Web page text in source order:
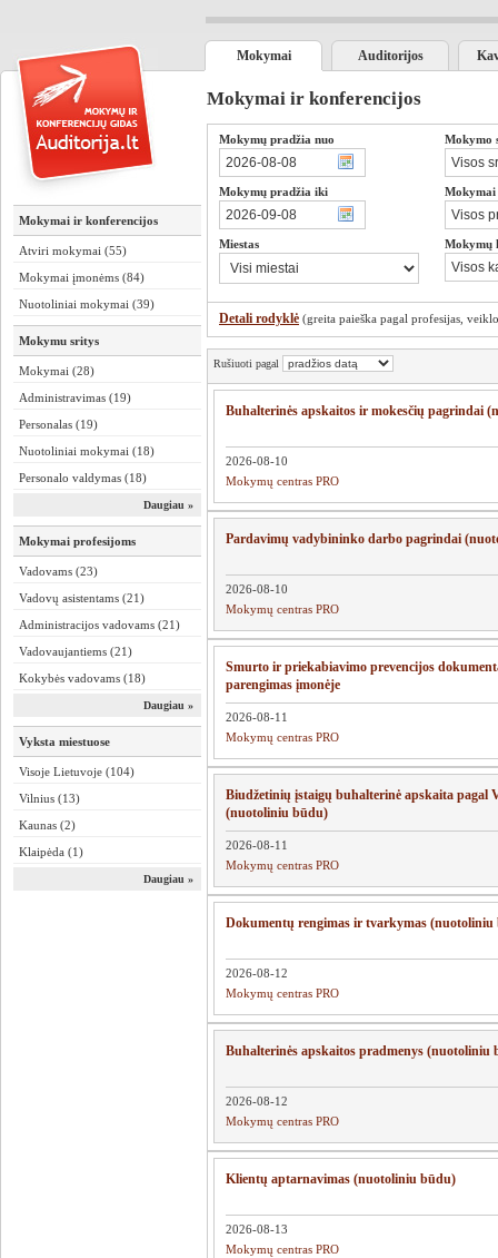
Mokymai Auditorijos
Mokymai ir konferencijos
Atviri mokymai (55)
Mokymai įmonėms (84)
Nuotoliniai mokymai (39)
Mokymu sritys
Mokymai (28)
Administravimas (19)
Personalas (19)
Nuotoliniai mokymai (18)
Personalo valdymas (18)
Daugiau »
Mokymai profesijoms
Vadovams (23)
Vadovų asistentams (21)
Administracijos vadovams (21)
Vadovaujantiems (21)
Kokybės vadovams (18)
Daugiau »
Vyksta miestuose
Visoje Lietuvoje (104)
Vilnius (13)
Kaunas (2)
Klaipėda (1)
Daugiau »
Mokymai ir konferencijos
Mokymų pradžia nuo
Mokymų pradžia iki
Miestas
Mokymo
Mokymų
Detali rodyklė (greita paieška pagal profesijas,
Rušiuoti pagal
Buhalterinės apskaitos ir mokesčių pagrindai
2026-08-10
Mokymų centras PRO
Pardavimų vadybininko darbo pagrindai
2026-08-10
Mokymų centras PRO
Smurto ir priekabiavimo prevencijos
parengimas įmonėje
2026-08-11
Mokymų centras PRO
Biudžetinių įstaigų buhalterinė apskaita pagal
(nuotoliniu būdu)
2026-08-11
Mokymų centras PRO
Dokumentų rengimas ir
2026-08-12
Mokymų centras PRO
Buhalterinės apskaitos pradmenys (nuotoliniu
2026-08-12
Mokymų centras PRO
Klientų aptarnavimas (nuotoliniu būdu)
2026-08-13
Mokymų centras PRO